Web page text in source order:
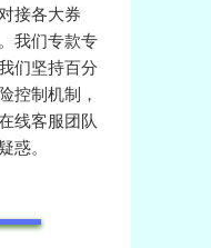
接各大券
我们专款专
们坚持百分
控制机制，
线客服团队
。